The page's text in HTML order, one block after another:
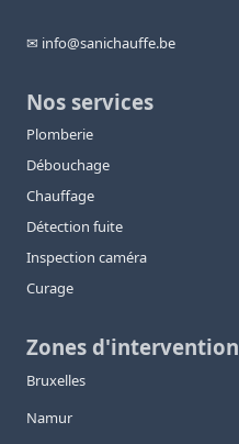
✉ info@sanichauffe.be
Nos services
Plomberie
Débouchage
Chauffage
Détection fuite
Inspection caméra
Curage
Zones d'intervention
Bruxelles
Namur